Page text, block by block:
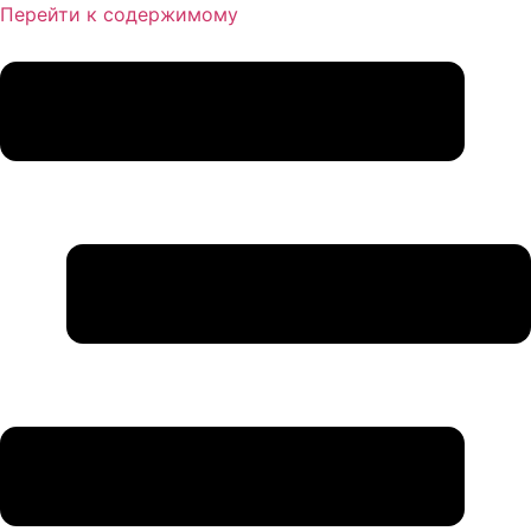
Перейти к содержимому